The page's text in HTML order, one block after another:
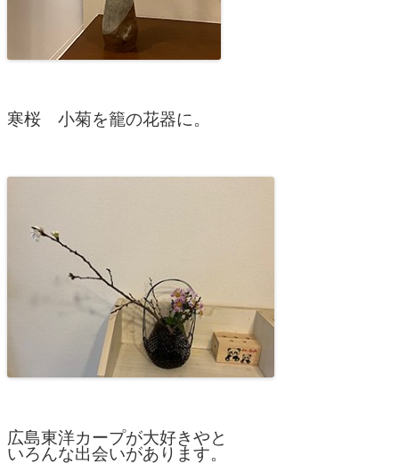
寒桜 小菊を籠の花器に。
広島東洋カープが大好きやと
いろんな出会いがあります。